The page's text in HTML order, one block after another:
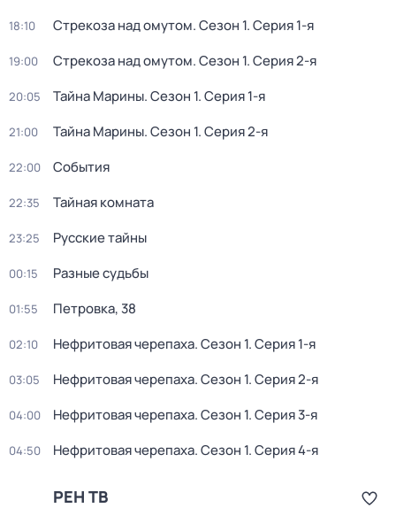
18:10 Стрекоза над омутом. Сезон 1. Серия 1-я
19:00 Стрекоза над омутом. Сезон 1. Серия 2-я
20:05 Тайна Марины. Сезон 1. Серия 1-я
21:00 Тайна Марины. Сезон 1. Серия 2-я
22:00 События
22:35 Тайная комната
23:25 Русские тайны
00:15 Разные судьбы
01:55 Петровка, 38
02:10 Нефритовая черепаха. Сезон 1. Серия 1-я
03:05 Нефритовая черепаха. Сезон 1. Серия 2-я
04:00 Нефритовая черепаха. Сезон 1. Серия 3-я
04:50 Нефритовая черепаха. Сезон 1. Серия 4-я
РЕН ТВ